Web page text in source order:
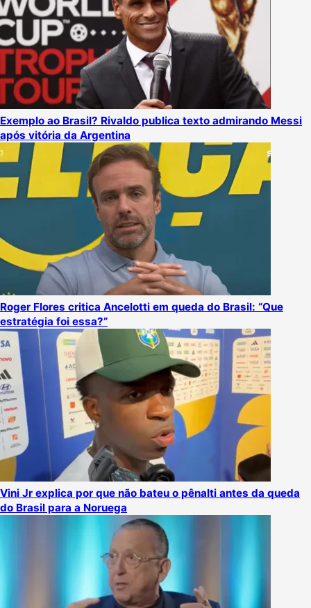
Exemplo ao Brasil? Rivaldo publica texto admirando Messi
após vitória da Argentina
Roger Flores critica Ancelotti em queda do Brasil: “Que
estratégia foi essa?”
Vini Jr explica por que não bateu o pênalti antes da queda
do Brasil para a Noruega